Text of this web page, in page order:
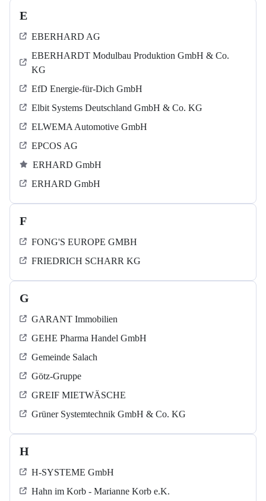
E
EBERHARD AG
EBERHARDT Modulbau Produktion GmbH & Co.
KG
EfD Energie-für-Dich GmbH
Elbit Systems Deutschland GmbH & Co. KG
ELWEMA Automotive GmbH
EPCOS AG
ERHARD GmbH
ERHARD GmbH
F
FONG'S EUROPE GMBH
FRIEDRICH SCHARR KG
G
GARANT Immobilien
GEHE Pharma Handel GmbH
Gemeinde Salach
Götz-Gruppe
GREIF MIETWÄSCHE
Grüner Systemtechnik GmbH & Co. KG
H
H-SYSTEME GmbH
Hahn im Korb - Marianne Korb e.K.